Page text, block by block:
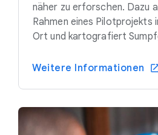
näher zu erforschen. Dazu
Rahmen eines Pilotprojekts
Ort und kartografiert
Weitere Informationen